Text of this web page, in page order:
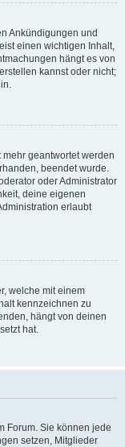
Ankündigungen und
einen wichtigen Inhalt,
hängt es von
kannst oder nicht;
geantwortet werden
beendet wurde.
oder Administrator
deine eigenen
erlaubt
welche mit einem
kennzeichnen zu
hängt von deinen
hat.
Forum. Sie können jede
setzen, Mitglieder